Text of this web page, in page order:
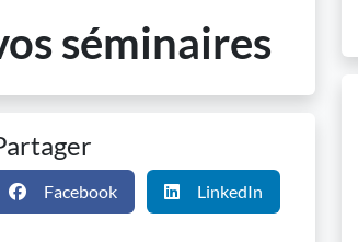
séminaires
Facebook LinkedIn